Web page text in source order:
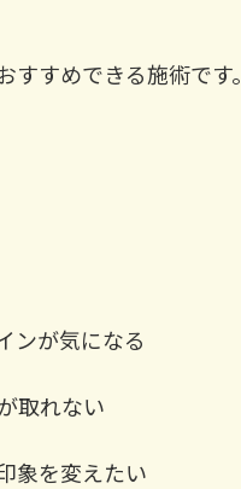
すすめできる施術です。
ンが気になる
取れない
象を変えたい